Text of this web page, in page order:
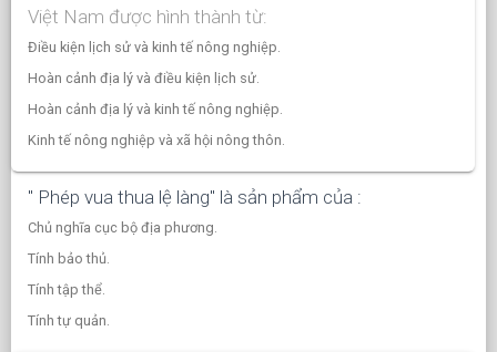
Việt Nam được hình thành từ:
Điều kiện lịch sử và kinh tế nông nghiệp.
Hoàn cảnh địa lý và điều kiện lịch sử.
Hoàn cảnh địa lý và kinh tế nông nghiệp.
Kinh tế nông nghiệp và xã hội nông thôn.
" Phép vua thua lệ làng" là sản phẩm của :
Chủ nghĩa cục bộ địa phương.
Tính bảo thủ.
Tính tập thể.
Tính tự quản.